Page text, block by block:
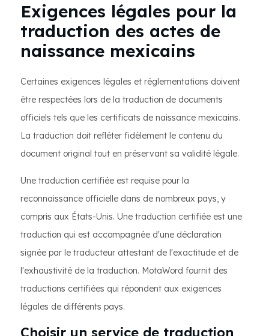
Exigences légales pour la
traduction des actes de
naissance mexicains
Certaines exigences légales et réglementations doivent
être respectées lors de la traduction de documents
officiels tels que les certificats de naissance mexicains.
La traduction doit refléter fidèlement le contenu du
document original tout en préservant sa validité légale.
Une traduction certifiée est requise pour la
reconnaissance officielle dans de nombreux pays, y
compris aux États-Unis. Une traduction certifiée est une
traduction qui est accompagnée d'une déclaration
signée par le traducteur attestant de l'exactitude et de
l'exhaustivité de la traduction. MotaWord fournit des
traductions certifiées qui répondent aux exigences
légales de différents pays.
Choisir un service de traduction